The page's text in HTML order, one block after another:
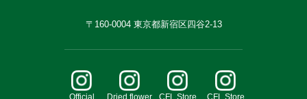
〒160-0004 東京都新宿区四谷2-13
Official Dried flower CFL Store CFL Store